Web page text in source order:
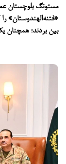
«فتنه‌الهندوستان»
بین بردند؛ همچنان